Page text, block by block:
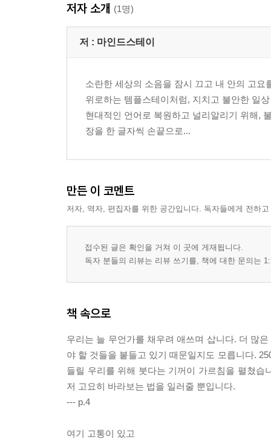
저자 소개 (1명)
저 : 마인드스테이
소란한 세상의 소음을 잠시 끄고 내 안의 고
위로하는 템플스테이처럼, 지치고 불안한 일
현대적인 언어로 복원하고 널리알리기 위해,
장을 한 글자씩 손끝으로...
만든 이 코멘트
저자, 역자, 편집자를 위한 공간입니다. 독자들에게 전하
접수된 글은 확인을 거쳐 이 곳에 게재됩니다.
독자 분들의 리뷰는 리뷰 쓰기를, 책에 대한 문의는
책 속으로
우리는 늘 무언가를 채우려 애쓰며 삽니다. 더 많
야 할 것들을 붙들고 있기 때문일지도 모릅니다.
들릴 우리를 위해 붓다는 기꺼이 가르침을 펼쳤
저 고요히 바라보는 법을 일러줄 뿐입니다.
--- p.4
여기 고통이 있고